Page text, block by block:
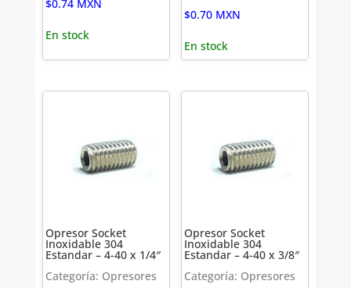
$0.74 MXN
En stock
$0.70 MXN
En stock
Opresor Socket
Inoxidable 304
Estandar – 4-40 x 1/4″
Categoría: Opresores
Opresor Socket
Inoxidable 304
Estandar – 4-40 x 3/8″
Categoría: Opresores